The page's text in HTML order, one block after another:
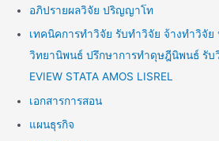
อภิปรายผลวิจัย ปริญญาโท
เทคนิคการทำวิจัย รับทำวิจัย จ้างทำวิจัย
วิทยานิพนธ์ ปรึกษาการทำดุษฎีนิพนธ์ รับ
EVIEW STATA AMOS LISREL
เอกสารการสอน
แผนธุรกิจ